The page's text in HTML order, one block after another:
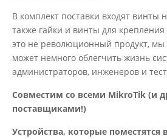
В комплект поставки входят винты
также гайки и винты для крепления
это не революционный продукт, мы
может немного облегчить жизнь
администраторов, инженеров и
Совместим со всеми MikroTik (и
поставщиками!)
Устройства, которые поместятся